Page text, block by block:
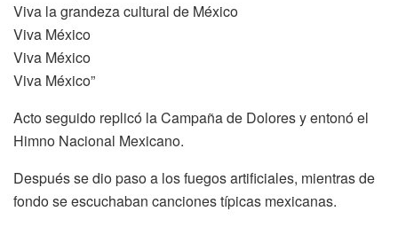
Viva la grandeza cultural de México
Viva México
Viva México
Viva México”
Acto seguido replicó la Campaña de Dolores y entonó el
Himno Nacional Mexicano.
Después se dio paso a los fuegos artificiales, mientras de
fondo se escuchaban canciones típicas mexicanas.